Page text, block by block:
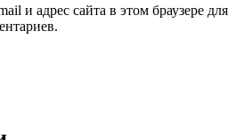
и адрес сайта в этом браузере для